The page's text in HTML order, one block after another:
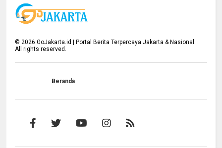
©2026 GoJakarta.id | Portal Berita Terpercaya Jakarta & Nasional
All rights reserved.
Beranda